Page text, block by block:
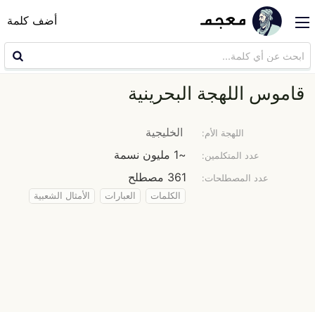
أضف كلمة
قاموس اللهجة البحرينية
اللهجة الأم: الخليجية
عدد المتكلمين: ~1 مليون نسمة
عدد المصطلحات: 361 مصطلح
الكلمات العبارات الأمثال الشعبية